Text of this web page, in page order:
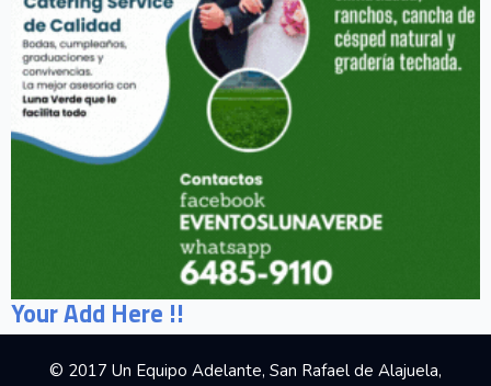
Your Add Here !!
© 2017 Un Equipo Adelante, San Rafael de Alajuela,